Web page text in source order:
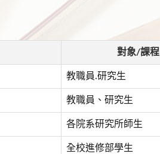
對象/課程
教職員.研究生
教職員、研究生
各院系研究所師生
全校進修部學生